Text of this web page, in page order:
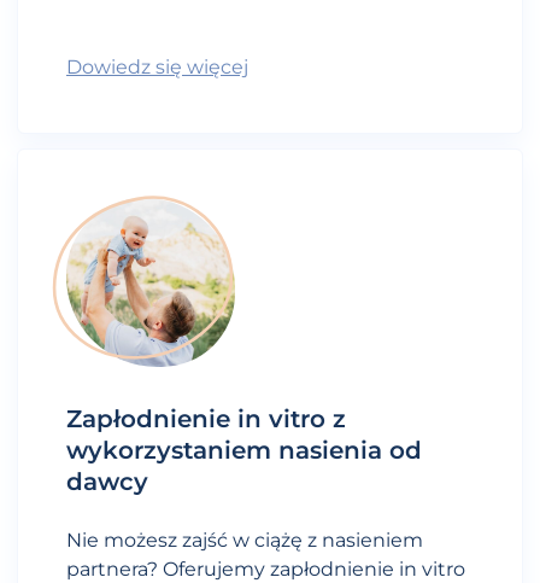
Dowiedz się więcej
Zapłodnienie in vitro z
wykorzystaniem nasienia od
dawcy
Nie możesz zajść w ciążę z nasieniem
partnera? Oferujemy zapłodnienie in vitro